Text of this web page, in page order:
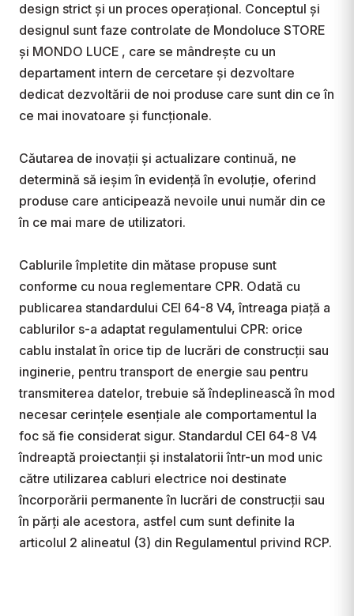
design strict și un proces operațional. Conceptul și
designul sunt faze controlate de Mondoluce STORE
și MONDO LUCE , care se mândrește cu un
departament intern de cercetare și dezvoltare
dedicat dezvoltării de noi produse care sunt din ce în
ce mai inovatoare și funcționale.
Căutarea de inovații și actualizare continuă, ne
determină să ieșim în evidență în evoluție, oferind
produse care anticipează nevoile unui număr din ce
în ce mai mare de utilizatori.
Cablurile împletite din mătase propuse sunt
conforme cu noua reglementare CPR. Odată cu
publicarea standardului CEI 64-8 V4, întreaga piață a
cablurilor s-a adaptat regulamentului CPR: orice
cablu instalat în orice tip de lucrări de construcții sau
inginerie, pentru transport de energie sau pentru
transmiterea datelor, trebuie să îndeplinească în mod
necesar cerințele esențiale ale comportamentul la
foc să fie considerat sigur. Standardul CEI 64-8 V4
îndreaptă proiectanții și instalatorii într-un mod unic
către utilizarea cabluri electrice noi destinate
încorporării permanente în lucrări de construcții sau
în părți ale acestora, astfel cum sunt definite la
articolul 2 alineatul (3) din Regulamentul privind RCP.